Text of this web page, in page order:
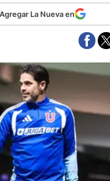
Aplausos
Cines
Economía y finanzas
Con el campo
Espacio empresas
Sociedad
Tecnología
Turismo
Salud
Es viral
La Nueva en